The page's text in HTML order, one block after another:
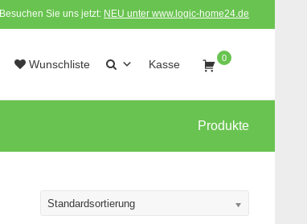
Besuchen Sie uns jetzt: NEU unter www.logic-home24.de
Wunschliste Kasse 0
Produkte
Standardsortierung